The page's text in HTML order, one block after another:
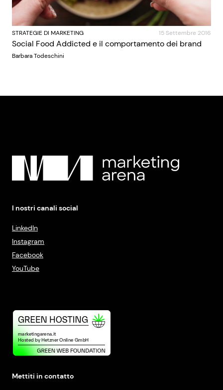
STRATEGIE DI MARKETING 15 Settembre 2016
Social Food Addicted e il comportamento dei brand
Barbara Todeschini
I nostri canali social
LinkedIn
Instagram
Facebook
YouTube
Mettiti in contatto